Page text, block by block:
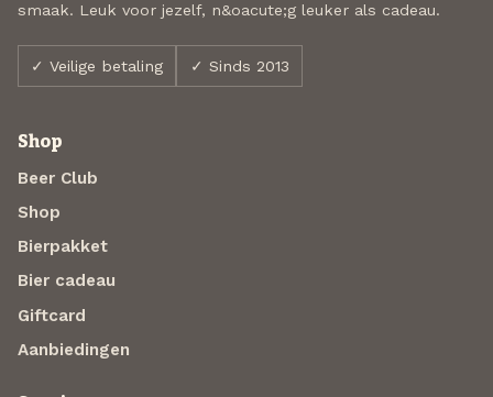
smaak. Leuk voor jezelf, n&oacute;g leuker als cadeau.
✓ Veilige betaling ✓ Sinds 2013
Shop
Beer Club
Shop
Bierpakket
Bier cadeau
Giftcard
Aanbiedingen